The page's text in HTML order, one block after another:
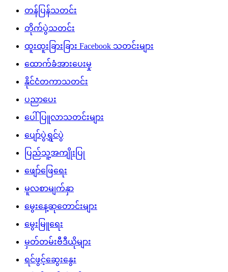
တန်ပြန်သတင်း
တိုက်ပွဲသတင်း
ထူးထူးခြားခြား Facebook သတင်းများ
ထောက်ခံအားပေးမှု
နိုင်ငံတကာသတင်း
ပညာပေး
ပေါ်ပြူလာသတင်းများ
ပျော်ပွဲရွှင်ပွဲ
ပြည်သူ့အကျိုးပြု
ဖျော်ဖြေရေး
မူလစာမျက်နှာ
မွေးနေ့ဆုတောင်းများ
မွေးမြူရေး
မှတ်တမ်းဗီဒီယိုများ
ရင်ဖွင့်ဆွေးနွေး